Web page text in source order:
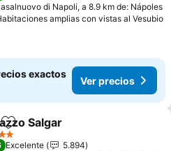
di Napoli, a 8.9 km de: Nápoles
amplias con vistas al Vesubio
exactos
Ver precios
Agregar a favoritos
Salgar
Excelente
5.894